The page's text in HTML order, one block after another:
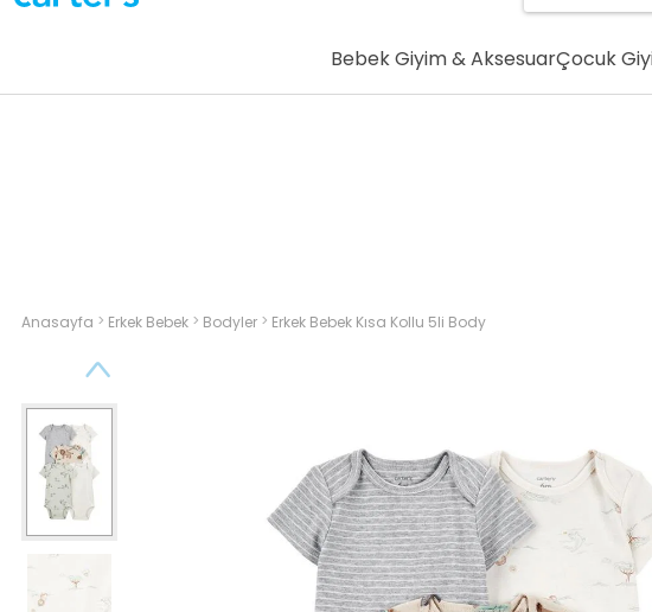
Bebek Giyim & AksesuarÇocuk
Anasayfa > Erkek Bebek > Bodyler > Erkek Bebek Kısa Kollu 5li Body